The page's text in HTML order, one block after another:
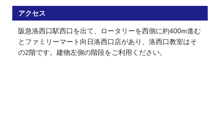
アクセス
阪急洛西口駅西口を出て、ロータリーを西側に約400m進む
とファミリーマート向日洛西口店があり、洛西口教室はそ
の2階です。建物左側の階段をご利用ください。